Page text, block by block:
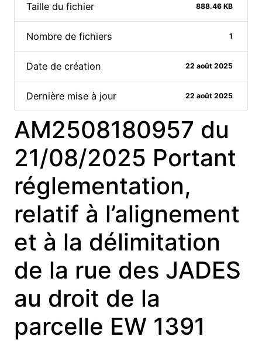
Taille du fichier 888.46 KB
Nombre de fichiers 1
Date de création 22 août 2025
Dernière mise à jour 22 août 2025
AM2508180957 du
21/08/2025 Portant
réglementation,
relatif à l’alignement
et à la délimitation
de la rue des JADES
au droit de la
parcelle EW 1391